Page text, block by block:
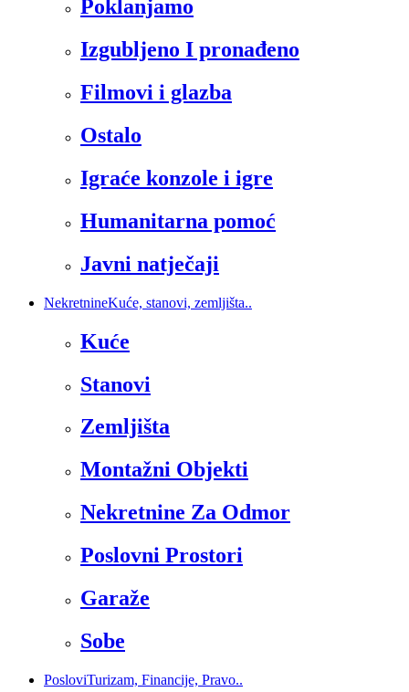
Poklanjamo
Izgubljeno I pronađeno
Filmovi i glazba
Ostalo
Igraće konzole i igre
Humanitarna pomoć
Javni natječaji
NekretnineKuće, stanovi, zemljišta..
Kuće
Stanovi
Zemljišta
Montažni Objekti
Nekretnine Za Odmor
Poslovni Prostori
Garaže
Sobe
PosloviTurizam, Financije, Pravo..